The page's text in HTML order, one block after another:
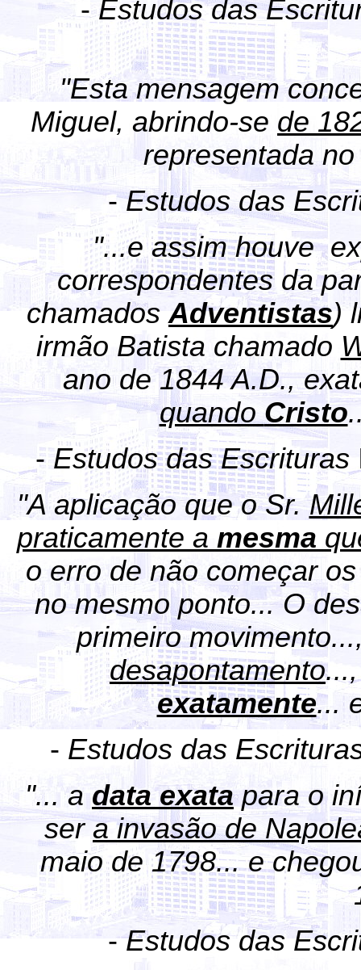
-Estudos das
"Esta mensagem
Miguel, abrindo-se de
representada
-Estudos das
"...e assim houve
correspondentes da
chamadosAdventistas)
irmão Batista chamado
ano de 1844 A.D.,
quandoCristo
- Estudos das Escrituras
"A aplicação que o Sr.
praticamente a mesma
o erro de não começar
no mesmo ponto... O
primeiro
desapontamento
exatamente...
- Estudos das
"... a data exatapara o
sera invasão de
maio de 1798... e
-Estudos das